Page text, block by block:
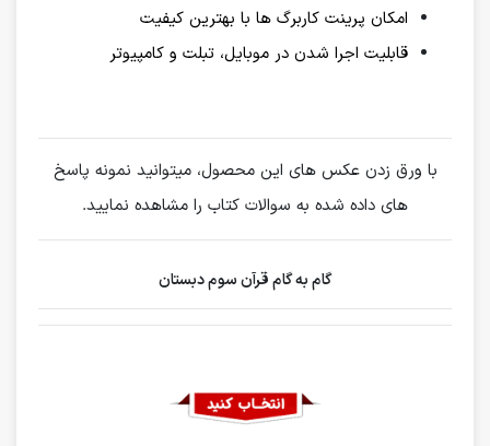
امکان پرینت کاربرگ ها با بهترین کیفیت
قابلیت اجرا شدن در موبایل، تبلت و کامپیوتر
با ورق زدن عکس های این محصول، میتوانید نمونه پاسخ
های داده شده به سوالات کتاب را مشاهده نمایید.
گام به گام قرآن سوم دبستان